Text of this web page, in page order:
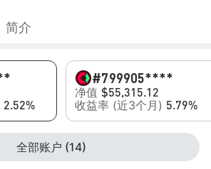
简介
2.52%
#799905****
净值 $55,315.12
收益率 (近3个月) 5.79%
全部账户 (14)